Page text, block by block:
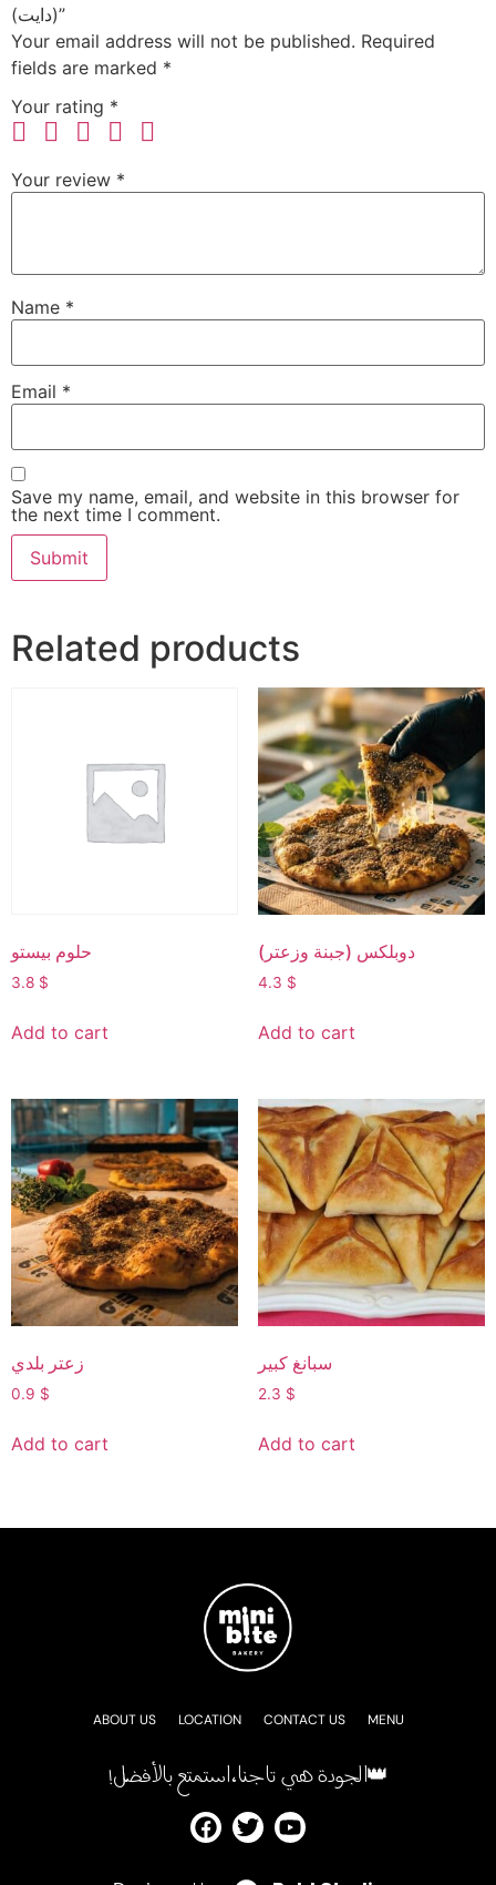
(دايت)”
Your email address will not be published. Required
fields are marked *
Your rating *
Your review *
Name *
Email *
Save my name, email, and website in this browser for
the next time I comment.
Related products
حلوم بيستو
3.8 $
Add to cart
دوبلكس (جبنة وزعتر)
4.3 $
Add to cart
زعتر بلدي
0.9 $
Add to cart
سبانغ كبير
2.3 $
Add to cart
ABOUT US LOCATION CONTACT US MENU
!الجودة هي تاجنا، استمتع بالأفضل👑